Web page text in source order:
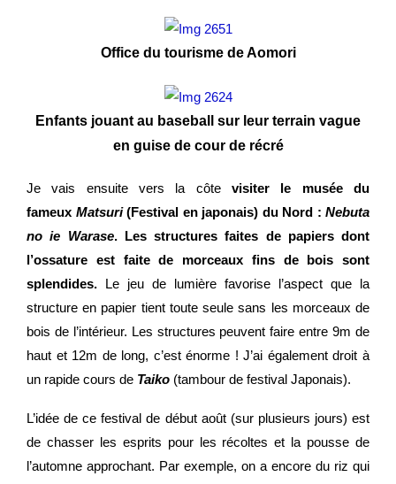
Office du tourisme de Aomori
Enfants jouant au baseball sur leur terrain vague
en guise de cour de récré
Je vais ensuite vers la côte visiter le musée du
fameux Matsuri(Festival en japonais) du Nord : Nebuta
no ie Warase. Les structures faites de papiers dont
l’ossature est faite de morceaux fins de bois sont
splendides. Le jeu de lumière favorise l’aspect que la
structure en papier tient toute seule sans les morceaux de
bois de l’intérieur. Les structures peuvent faire entre 9m de
haut et 12m de long, c’est énorme ! J’ai également droit à
un rapide cours de Taiko (tambour de festival Japonais).
L’idée de ce festival de début août (sur plusieurs jours) est
de chasser les esprits pour les récoltes et la pousse de
l’automne approchant. Par exemple, on a encore du riz qui